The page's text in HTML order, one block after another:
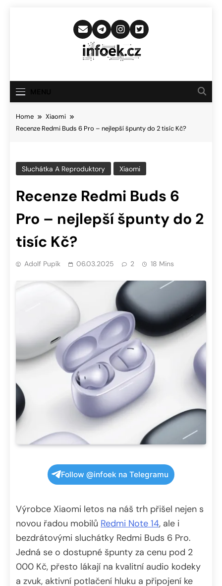
Infoek.cz
Novinkám
Home
Xiaomi
Recenze Redmi Buds 6 Pro – nejlepší špunty do 2 tisíc Kč?
Sluchátka A Reproduktory Xiaomi
Recenze Redmi Buds 6
Pro – nejlepší špunty do 2
tisíc Kč?
Adolf Pupík 06.03.2025 2 18 Mins
Follow @infoek na Telegramu
Výrobce Xiaomi letos na náš trh přišel nejen s
novou řadou mobilů Redmi Note 14, ale i
bezdrátovými sluchátky Redmi Buds 6 Pro.
Jedná se o dostupné špunty za cenu pod 2
000 Kč, přesto lákají na kvalitní audio kodeky
a zvuk, aktivní potlačení hluku a připojení ke